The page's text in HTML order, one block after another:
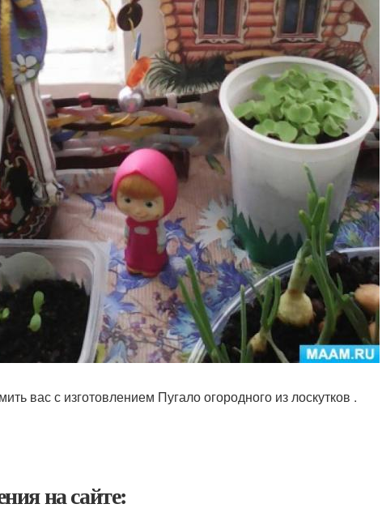
вас с изготовлением Пугало огородного из лоскутков .
на сайте: